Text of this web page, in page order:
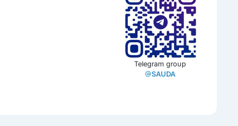
Telegram group
SAUDA